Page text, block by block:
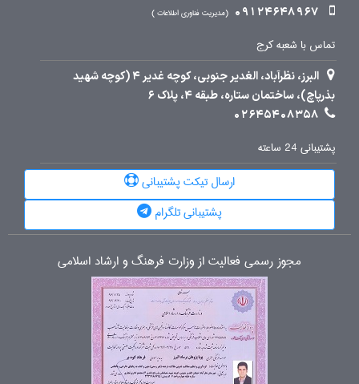
09124648967 مدیریت فناوری اطلاعات
تماس با شعبه کرج
البرز، نظرآباد، الغدیر جنوبی، کوچه غدیر 4 (کوچه شهید
بذرپاچ)، ساختمان ستاره، طبقه 4، پلاک 6
02645408358
پشتیبانی 24 ساعته
ارسال تیکت پشتیبانی
پشتیبانی تلگرام
مجوز رسمی فعالیت از وزارت فرهنگ و ارشاد اسلامی